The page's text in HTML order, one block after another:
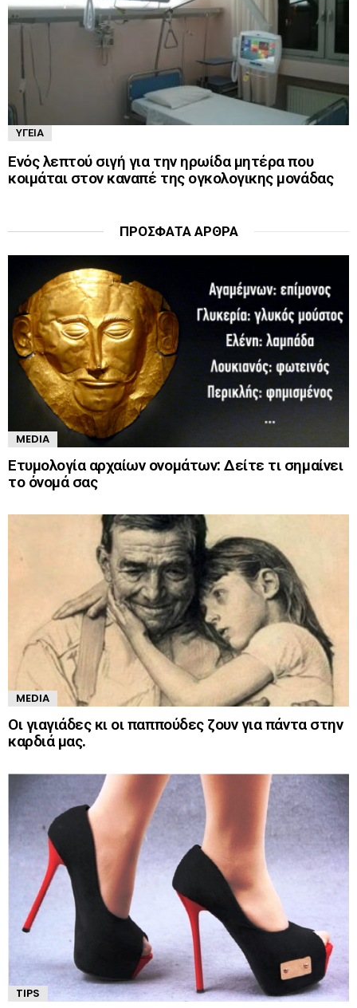
ΥΓΕΊΑ
Ενός λεπτού σιγή για την ηρωίδα μητέρα που
κοιμάται στον καναπέ της ογκολογικης μονάδας
ΠΡΌΣΦΑΤΑ ΆΡΘΡΑ
MEDIA
Ετυμολογία αρχαίων ονομάτων: Δείτε τι σημαίνει
το όνομά σας
MEDIA
Οι γιαγιάδες κι οι παππούδες ζουν για πάντα στην
καρδιά μας.
TIPS